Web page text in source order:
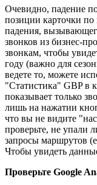
Очевидно, падение
позиции карточки
падения,
звонков из бизнес-
звонкам, чтобы
году (важно для
ведете то, можете
"Статистика" GBP в
показывает только
лишь на нажатии
что вы не видите
проверьте, не упали
запросы маршрутов
Чтобы увидеть
Проверьте Google